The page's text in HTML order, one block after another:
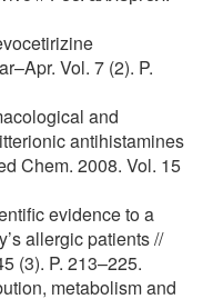
Vol. 7 (2). P.
and
antihistamines
Chem. 2008. Vol. 15
evidence to a
allergic patients //
(3). P. 213–225.
metabolism and